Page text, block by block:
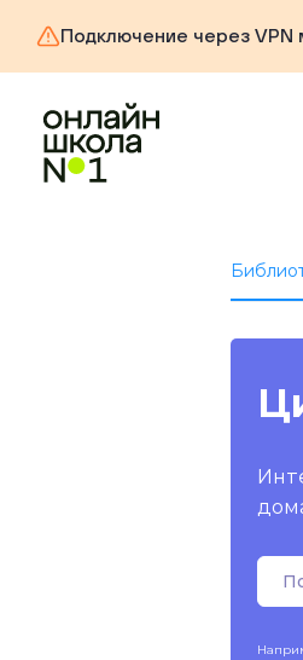
Подключение через VPN